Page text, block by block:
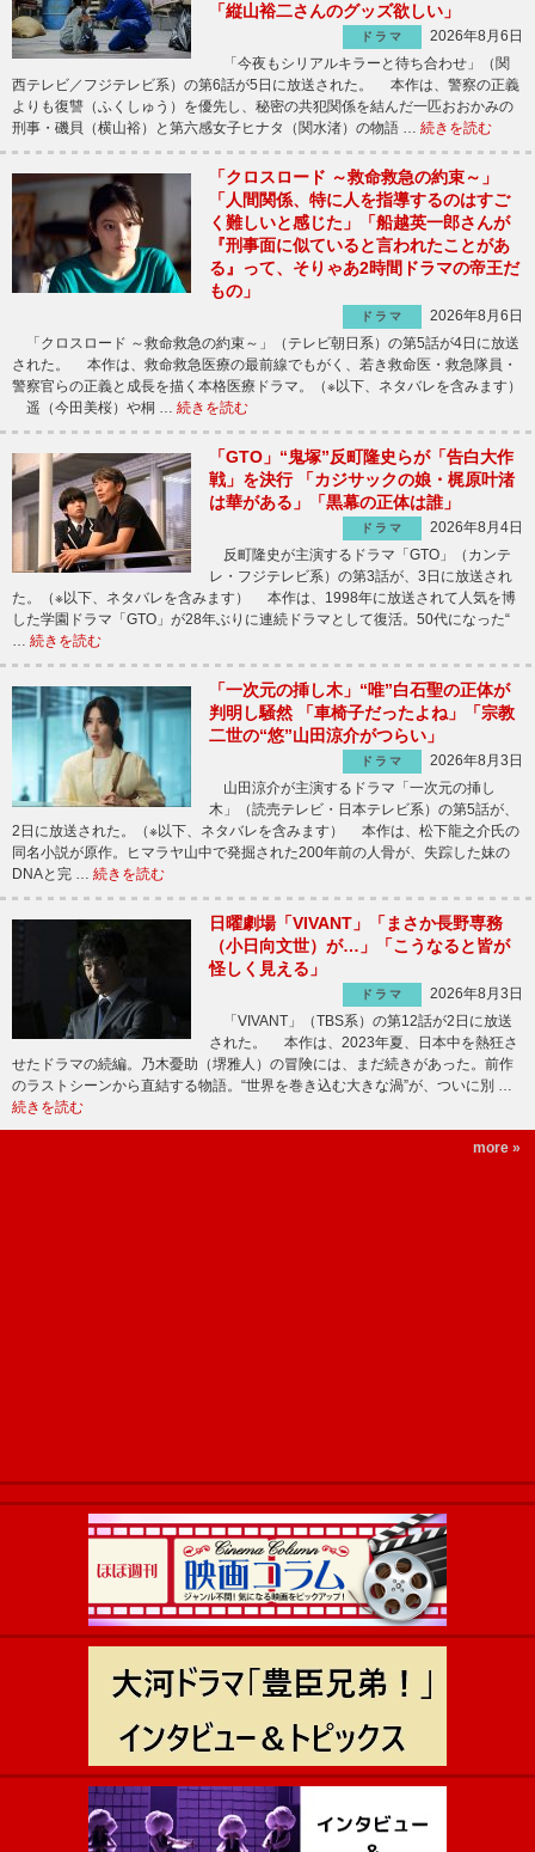
「縦山裕二さんのグッズ欲しい」
ドラマ
2026年8月6日
「今夜もシリアルキラーと待ち合わせ」（関
西テレビ／フジテレビ系）の第6話が5日に放送された。 本作は、警察の正義
よりも復讐（ふくしゅう）を優先し、秘密の共犯関係を結んだ一匹おおかみの
刑事・磯貝（横山裕）と第六感女子ヒナタ（関水渚）の物語 … 続きを読む
「クロスロード ～救命救急の約束～」
「人間関係、特に人を指導するのはすご
く難しいと感じた」「船越英一郎さんが
『刑事面に似ていると言われたことがあ
る』って、そりゃあ2時間ドラマの帝王だ
もの」
ドラマ
2026年8月6日
「クロスロード ～救命救急の約束～」（テレビ朝日系）の第5話が4日に放送
された。 本作は、救命救急医療の最前線でもがく、若き救命医・救急隊員・
警察官らの正義と成長を描く本格医療ドラマ。（※以下、ネタバレを含みます）
遥（今田美桜）や桐 … 続きを読む
「GTO」“鬼塚”反町隆史らが「告白大作
戦」を決行 「カジサックの娘・梶原叶渚
は華がある」「黒幕の正体は誰」
ドラマ
2026年8月4日
反町隆史が主演するドラマ「GTO」（カンテ
レ・フジテレビ系）の第3話が、3日に放送され
た。（※以下、ネタバレを含みます） 本作は、1998年に放送されて人気を博
した学園ドラマ「GTO」が28年ぶりに連続ドラマとして復活。50代になった“
… 続きを読む
「一次元の挿し木」“唯”白石聖の正体が
判明し騒然 「車椅子だったよね」「宗教
二世の“悠”山田涼介がつらい」
ドラマ
2026年8月3日
山田涼介が主演するドラマ「一次元の挿し
木」（読売テレビ・日本テレビ系）の第5話が、
2日に放送された。（※以下、ネタバレを含みます） 本作は、松下龍之介氏の
同名小説が原作。ヒマラヤ山中で発掘された200年前の人骨が、失踪した妹の
DNAと完 … 続きを読む
日曜劇場「VIVANT」「まさか長野専務
（小日向文世）が…」「こうなると皆が
怪しく見える」
ドラマ
2026年8月3日
「VIVANT」（TBS系）の第12話が2日に放送
された。 本作は、2023年夏、日本中を熱狂さ
せたドラマの続編。乃木憂助（堺雅人）の冒険には、まだ続きがあった。前作
のラストシーンから直結する物語。“世界を巻き込む大きな渦”が、ついに別 …
続きを読む
more »